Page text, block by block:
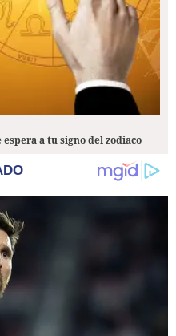
a tu signo del zodiaco